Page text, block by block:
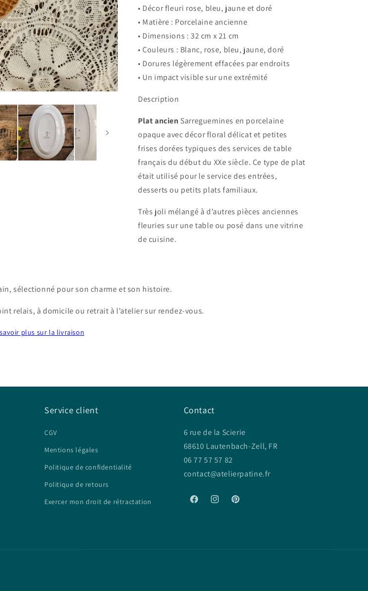
• Décor fleuri rose, bleu, jaune et doré
• Matière : Porcelaine ancienne
• Dimensions : 32 cm x 21 cm
• Couleurs : Blanc, rose, bleu, jaune, doré
• Dorures légèrement effacées par endroits
• Un impact visible sur une extrémité
Description
Plat ancien Sarreguemines en porcelaine
opaque avec décor floral délicat et petites
frises dorées typiques des services de table
français du début du XXe siècle. Ce type de plat
était utilisé pour le service des entrées,
desserts ou petits plats familiaux.
Très joli mélangé à d’autres pièces anciennes
fleuries sur une table ou posé dans une vitrine
de cuisine.
sélectionné pour son charme et son histoire.
relais, à domicile ou retrait à l’atelier sur rendez-vous.
plus sur la livraison
Service client
CGV
Mentions légales
Politique de confidentialité
Politique de retours
Exercer mon droit de rétractation
Contact
6 rue de la Scierie
68610 Lautenbach-Zell, FR
06 77 57 57 82
contact@atelierpatine.fr
FacebookInstagramPinterest